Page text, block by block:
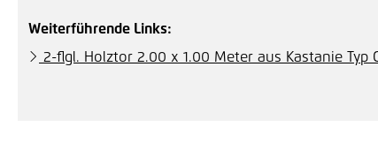
Weiterführende Links:
2-flgl. Holztor 2.00 x 1.00 Meter aus Kastanie Typ